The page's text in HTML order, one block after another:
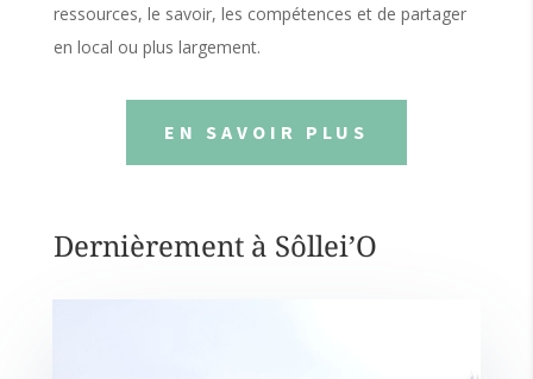
ressources, le savoir, les compétences et de partager
en local ou plus largement.
EN SAVOIR PLUS
Dernièrement à Sôllei’O